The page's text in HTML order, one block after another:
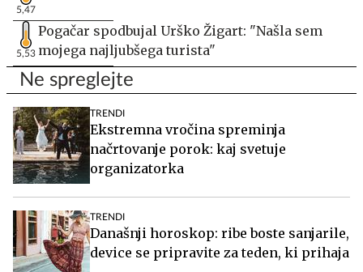
5,47
5,53
Pogačar spodbujal Urško Žigart: "Našla sem
mojega najljubšega turista"
Ne spreglejte
TRENDI
Ekstremna vročina spreminja
načrtovanje porok: kaj svetuje
organizatorka
TRENDI
Današnji horoskop: ribe boste sanjarile,
device se pripravite za teden, ki prihaja